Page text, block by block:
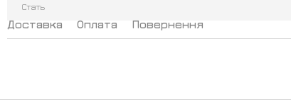
Стать
Доставка Оплата Повернення